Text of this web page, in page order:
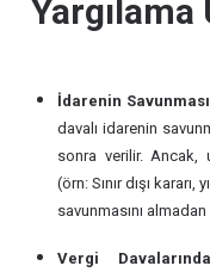
İdarenin
davalı idarenin
sonra verilir. Ancak,
(örn: Sınır dışı
savunmasını
Vergi